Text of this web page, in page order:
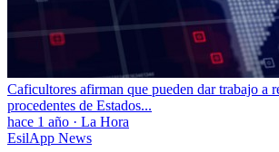
Caficultores afirman que pueden dar trabajo a
procedentes de Estados...
hace 1 año · La Hora
EsilApp News